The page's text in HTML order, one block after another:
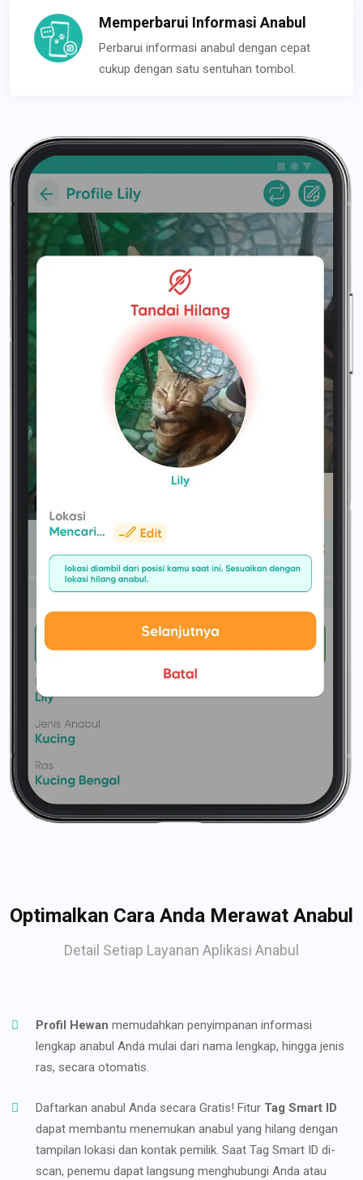
Memperbarui Informasi Anabul
Perbarui informasi anabul dengan cepat
cukup dengan satu sentuhan tombol.
Optimalkan Cara Anda Merawat Anabul
Detail Setiap Layanan Aplikasi Anabul
Profil Hewan memudahkan penyimpanan informasi
lengkap anabul Anda mulai dari nama lengkap, hingga jenis
ras, secara otomatis.
Daftarkan anabul Anda secara Gratis! Fitur Tag Smart ID
dapat membantu menemukan anabul yang hilang dengan
tampilan lokasi dan kontak pemilik. Saat Tag Smart ID di-
scan, penemu dapat langsung menghubungi Anda atau